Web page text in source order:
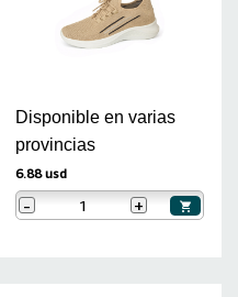
Disponible en varias
provincias
6.88 usd
- +